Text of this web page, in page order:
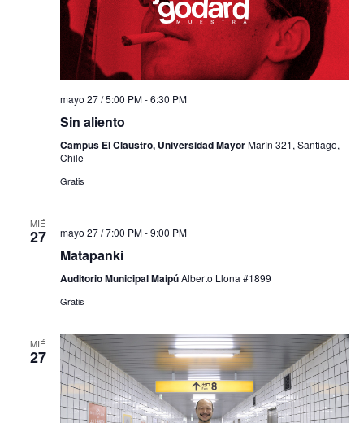
mayo 27 / 5:00 PM-6:30 PM
Sin aliento
Campus El Claustro, Universidad MayorMarín 321, Santiago,
Chile
Gratis
MIÉ
27 mayo 27 / 7:00 PM-9:00 PM
Matapanki
Auditorio Municipal MaipúAlberto Llona #1899
Gratis
MIÉ
27